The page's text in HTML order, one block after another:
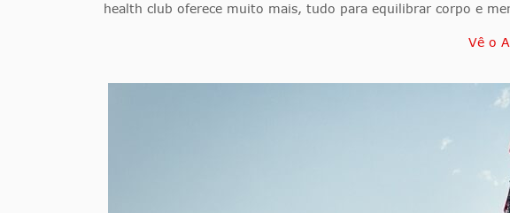
health club oferece muito mais, tudo para equilibrar corpo e
Vê o